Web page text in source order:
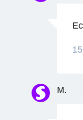
M.